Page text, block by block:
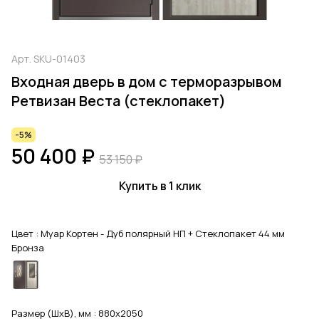
Арт. SKU-01403
Входная дверь в дом с терморазрывом
Ретвизан Веста (стеклопакет)
-5%
50 400 ₽ 53 150 ₽
Купить в 1 клик
Цвет : Муар Кортен - Дуб полярный НП + Стеклопакет 44 мм
Бронза
Размер (ШхВ), мм : 880x2050